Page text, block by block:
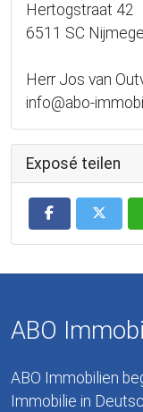
Hertogstraat 42
6511 SC
Herr Jos van
info@abo-
Exposé teilen
ABO
ABO Immobilien
Immobilie in